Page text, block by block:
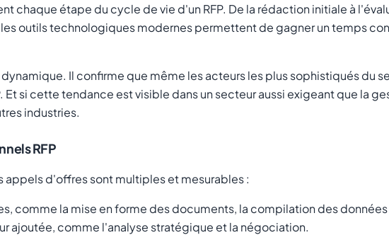
étape du cycle de vie d'un RFP. De la rédaction initiale à
outils technologiques modernes permettent de gagner un temps
Il confirme que même les acteurs les plus sophistiqués du
si cette tendance est visible dans un secteur aussi exigeant que la
industries.
RFP
d'offres sont multiples et mesurables :
comme la mise en forme des documents, la compilation des
ajoutée, comme l'analyse stratégique et la négociation.